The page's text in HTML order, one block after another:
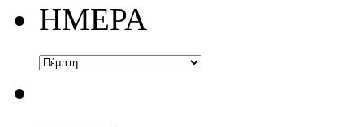
ΗΜΕΡΑ